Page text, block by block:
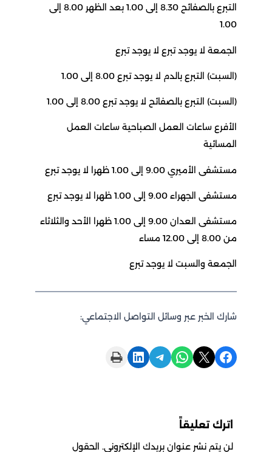
التبرع بالصفائح 8.30 إلى 1.00 بعد الظهر 8.00 إلى
1.00
الجمعة لا يوجد تبرع لا يوجد تبرع
(السبت) التبرع بالدم لا يوجد تبرع 8.00 إلى 1.00
(السبت) التبرع بالصفائح لا يوجد تبرع 8.00 إلى 1.00
الأفرع ساعات العمل الصباحية ساعات العمل
المسائية
مستشفى الأميري 9.00 إلى 1.00 ظهرا لا يوجد تبرع
مستشفى الجهراء 9.00 إلى 1.00 ظهرا لا يوجد تبرع
مستشفى العدان 9.00 إلى 1.00 ظهرا الأحد والثلاثاء
من 8.00 إلى 12.00 مساء
الجمعة والسبت لا يوجد تبرع
شارك الخبر عبر وسائل التواصل الاجتماعي:
Share on Facebook
Share on X
Share on WhatsApp
Share on Telegram
Share on LinkedIn
Print this Page
اترك تعليقاً
لن يتم نشر عنوان بريدك الإلكتروني. الحقول